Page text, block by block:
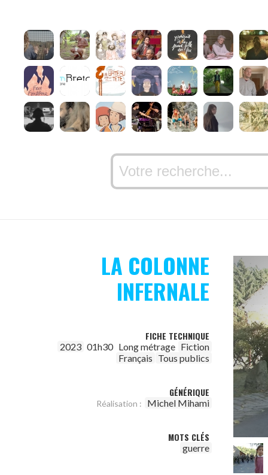
LA COLONNE
INFERNALE
FICHE TECHNIQUE
2023 01h30 Long métrage Fiction
Français Tous publics
GÉNÉRIQUE
Réalisation : Michel Mihami
MOTS CLÉS
guerre